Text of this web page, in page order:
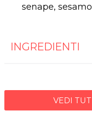
senape,
INGREDIENTI
VEDI